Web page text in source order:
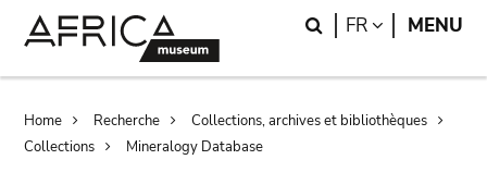
Search
FR LANGUAGE
MENU
Breadcrumb
Home Recherche
Collections, archives et bibliothèques
Collections
Mineralogy Database